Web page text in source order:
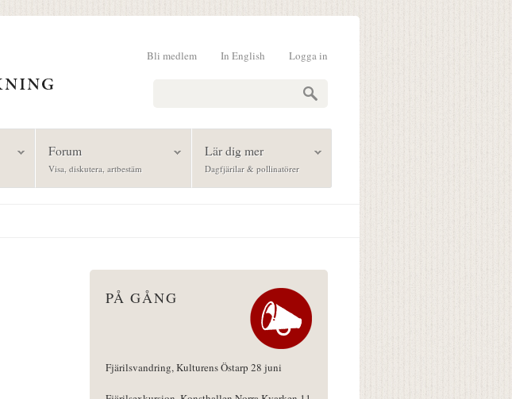
Logga in
In English
Bli medlem
Forum
Visa, diskutera, artbestäm
Lär dig mer
Dagfjärilar & pollinatörer
PÅ GÅNG
Fjärilsvandring, Kulturens Östarp 28 juni